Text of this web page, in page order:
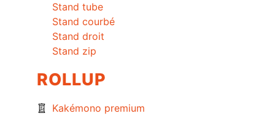
Stand tube
Stand courbé
Stand droit
Stand zip
ROLLUP
Kakémono premium